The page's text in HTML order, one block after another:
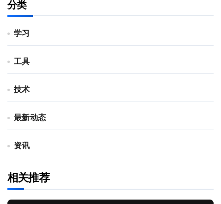
分类
学习
工具
技术
最新动态
资讯
相关推荐